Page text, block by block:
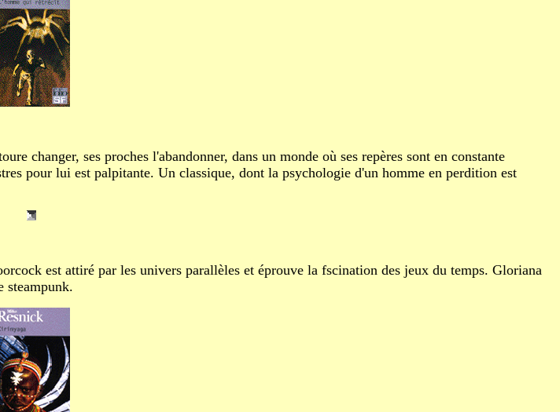
changer, ses proches l'abandonner, dans un monde où ses repères sont en constante
pour lui est palpitante. Un classique, dont la psychologie d'un homme en perdition est
est attiré par les univers parallèles et éprouve la fscination des jeux du temps. Gloriana
steampunk.